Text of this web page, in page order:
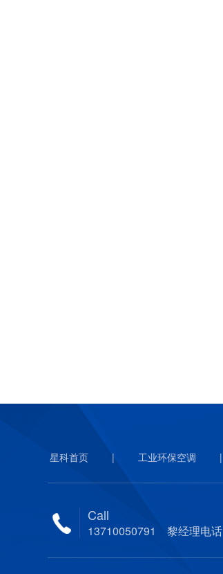
星科首页 | 工业环保空调 |
Call
13710050791 黎经理电话